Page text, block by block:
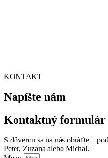
KONTAKT
Napíšte nám
Kontaktný formulár
S dôverou sa na nás obráťte –
Peter, Zuzana alebo Michal.